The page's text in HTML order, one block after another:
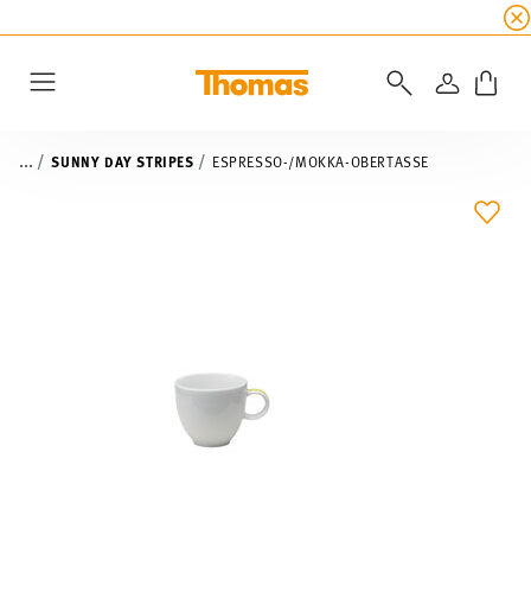
☀️ Bis zu 45% Rabatt auf alle
... SUNNY DAY STRIPES ESPRESSO-/MOKKA-OBERTASSE
ADD